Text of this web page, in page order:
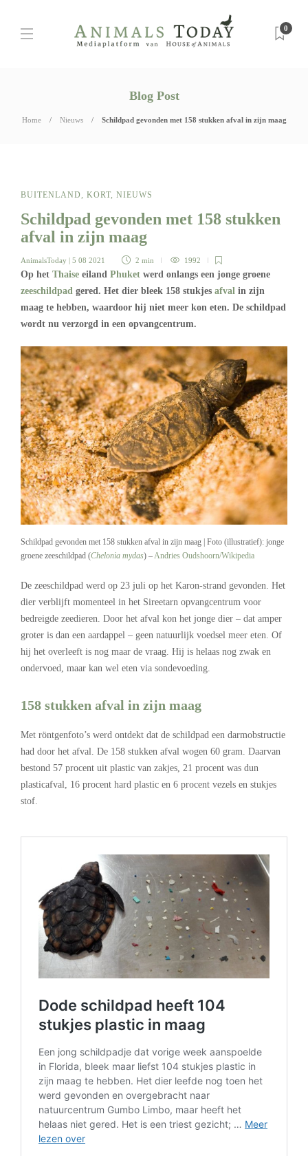
0
Blog Post
Home Nieuws Schildpad gevonden met 158 stukken afval in zijn maag
BUITENLAND, KORT, NIEUWS
Schildpad gevonden met 158 stukken
afval in zijn maag
AnimalsToday | 5 08 2021 2 min 1992
Op het Thaise eiland Phuket werd onlangs een jonge groene
zeeschildpad gered. Het dier bleek 158 stukjes afval in zijn
maag te hebben, waardoor hij niet meer kon eten. De schildpad
wordt nu verzorgd in een opvangcentrum.
Schildpad gevonden met 158 stukken afval in zijn maag | Foto (illustratief): jonge
groene zeeschildpad (Chelonia mydas) – Andries Oudshoorn/Wikipedia
De zeeschildpad werd op 23 juli op het Karon-strand gevonden. Het
dier verblijft momenteel in het Sireetarn opvangcentrum voor
bedreigde zeedieren. Door het afval kon het jonge dier – dat amper
groter is dan een aardappel – geen natuurlijk voedsel meer eten. Of
hij het overleeft is nog maar de vraag. Hij is helaas nog zwak en
ondervoed, maar kan wel eten via sondevoeding.
158 stukken afval in zijn maag
Met röntgenfoto’s werd ontdekt dat de schildpad een darmobstructie
had door het afval. De 158 stukken afval wogen 60 gram. Daarvan
bestond 57 procent uit plastic van zakjes, 21 procent was dun
plasticafval, 16 procent hard plastic en 6 procent vezels en stukjes
stof.